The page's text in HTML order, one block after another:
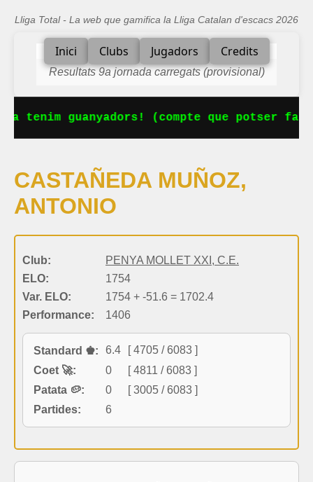
Lliga Total - La web que gamifica la Lliga Catalan d'escacs 2026
Inici Clubs Jugadors Credits
Resultats 9a jornada carregats (provisional)
tenim guanyadors! (compte que potser
CASTAÑEDA MUÑOZ,
ANTONIO
Club:
PENYA MOLLET XXI, C.E.
ELO:
1754
Var. ELO:
1754 + -51.6 = 1702.4
Performance:
1406
Standard ♚: 6.4
[ 4705 / 6083 ]
Coet 🚀:
0
[ 4811 / 6083 ]
Patata 🥔:
0
[ 3005 / 6083 ]
Partides:
6